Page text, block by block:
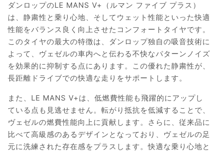
ダンロップのLE MANS V+（ルマン ファイブ プラス）
は、静粛性と乗り心地、そしてウェット性能といった快適
性能をバランス良く向上させたコンフォートタイヤです。
このタイヤの最大の特徴は、ダンロップ独自の吸音技術に
よって、ヴェゼルの車内へと伝わる不快なパターンノイズ
を効果的に抑制する点にあります。この優れた静粛性が、
長距離ドライブでの快適な走りをサポートします。
また、LE MANS V+は、低燃費性能も飛躍的にアップし
ている点も見逃せません。転がり抵抗を低減することで、
ヴェゼルの燃費性能向上に貢献します。さらに、従来品に
比べて高級感のあるデザインとなっており、ヴェゼルの足
元に洗練された存在感をプラスします。快適な乗り心地と